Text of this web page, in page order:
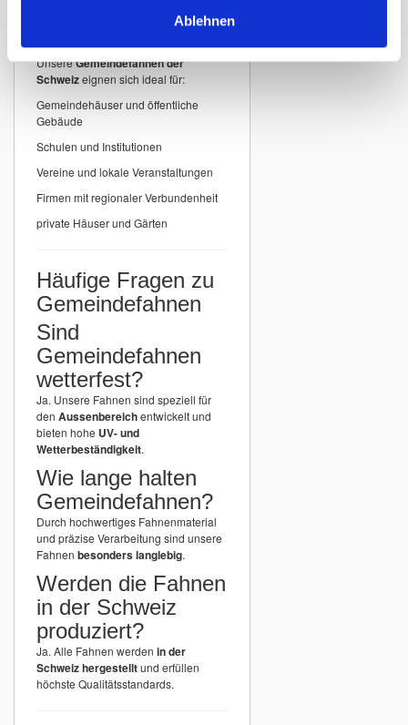
Ablehnen
Einsatzbereiche für
UnsereGemeindefahnen der
Schweizeignen sich ideal für:
Gemeindehäuser und öffentliche
Gebäude
Schulen und Institutionen
Vereine und lokale Veranstaltungen
Firmen mit regionaler Verbundenheit
private Häuser und Gärten
Häufige Fragen zu
Gemeindefahnen
Sind
Gemeindefahnen
wetterfest?
Ja. Unsere Fahnen sind speziell für
den Aussenbereichentwickelt und
bieten hohe UV- und
Wetterbeständigkeit.
Wie lange halten
Gemeindefahnen?
Durch hochwertiges Fahnenmaterial
und präzise Verarbeitung sind unsere
Fahnen besonders langlebig.
Werden die Fahnen
in der Schweiz
produziert?
Ja. Alle Fahnen werden in der
Schweiz hergestelltund erfüllen
höchste Qualitätsstandards.